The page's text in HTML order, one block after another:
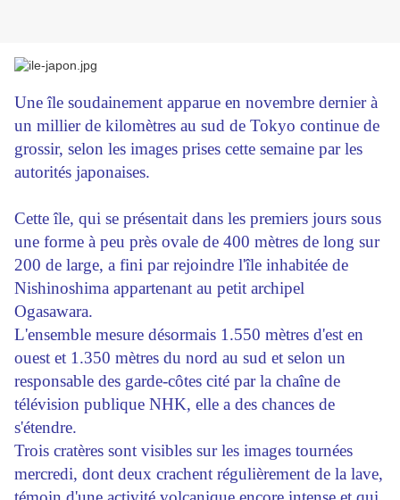
Une île soudainement apparue en novembre dernier à
un millier de kilomètres au sud de Tokyo continue de
grossir, selon les images prises cette semaine par les
autorités japonaises.
Cette île, qui se présentait dans les premiers jours sous
une forme à peu près ovale de 400 mètres de long sur
200 de large, a fini par rejoindre l'île inhabitée de
Nishinoshima appartenant au petit archipel
Ogasawara.
L'ensemble mesure désormais 1.550 mètres d'est en
ouest et 1.350 mètres du nord au sud et selon un
responsable des garde-côtes cité par la chaîne de
télévision publique NHK, elle a des chances de
s'étendre.
Trois cratères sont visibles sur les images tournées
mercredi, dont deux crachent régulièrement de la lave,